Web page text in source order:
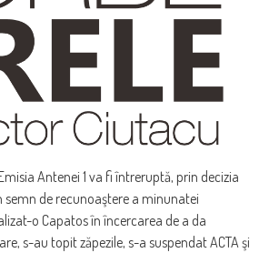
Antenei 1 va fi întreruptă, prin decizia
semn de recunoaştere a minunatei
o Capatos în încercarea de a da
s-au topit zăpezile, s-a suspendat ACTA şi